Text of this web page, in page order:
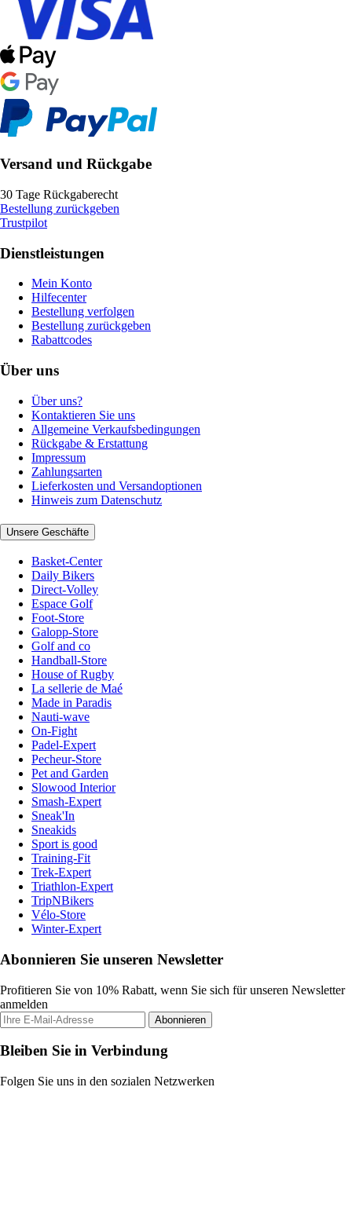
Versand und Rückgabe
30 Tage Rückgaberecht
Bestellung zurückgeben
Trustpilot
Dienstleistungen
Mein Konto
Hilfecenter
Bestellung verfolgen
Bestellung zurückgeben
Rabattcodes
Über uns
Über uns?
Kontaktieren Sie uns
Allgemeine Verkaufsbedingungen
Rückgabe & Erstattung
Impressum
Zahlungsarten
Lieferkosten und Versandoptionen
Hinweis zum Datenschutz
Unsere Geschäfte
Basket-Center
Daily Bikers
Direct-Volley
Espace Golf
Foot-Store
Galopp-Store
Golf and co
Handball-Store
House of Rugby
La sellerie de Maé
Made in Paradis
Nauti-wave
On-Fight
Padel-Expert
Pecheur-Store
Pet and Garden
Slowood Interior
Smash-Expert
Sneak'In
Sneakids
Sport is good
Training-Fit
Trek-Expert
Triathlon-Expert
TripNBikers
Vélo-Store
Winter-Expert
Abonnieren Sie unseren Newsletter
Profitieren Sie von 10% Rabatt, wenn Sie sich für unseren Newsletter
anmelden
Abonnieren
Bleiben Sie in Verbindung
Folgen Sie uns in den sozialen Netzwerken